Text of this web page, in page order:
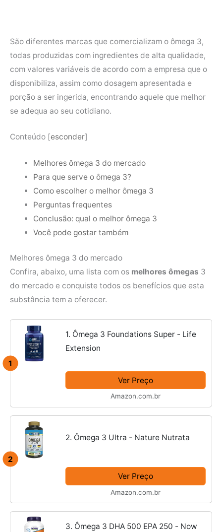
São diferentes marcas que comercializam o ômega 3,
todas produzidas com ingredientes de alta qualidade,
com valores variáveis de acordo com a empresa que o
disponibiliza, assim como dosagem apresentada e
porção a ser ingerida, encontrando aquele que melhor
se adequa ao seu cotidiano.
Conteúdo [esconder]
Melhores ômega 3 do mercado
Para que serve o ômega 3?
Como escolher o melhor ômega 3
Perguntas frequentes
Conclusão: qual o melhor ômega 3
Você pode gostar também
Melhores ômega 3 do mercado
Confira, abaixo, uma lista com os melhores ômegas 3
do mercado e conquiste todos os benefícios que esta
substância tem a oferecer.
1
1. Ômega 3 Foundations Super - Life
Extension
Ver Preço
Amazon.com.br
2
2. Ômega 3 Ultra - Nature Nutrata
Ver Preço
Amazon.com.br
3. Ômega 3 DHA 500 EPA 250 - Now